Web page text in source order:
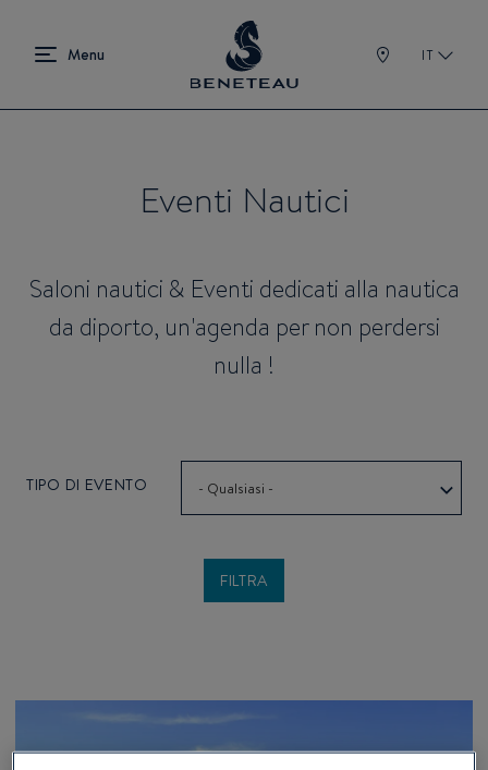
IT
Eventi Nautici
Saloni nautici & Eventi dedicati alla nautica
da diporto, un'agenda per non perdersi
nulla !
TIPO DI EVENTO - Qualsiasi -